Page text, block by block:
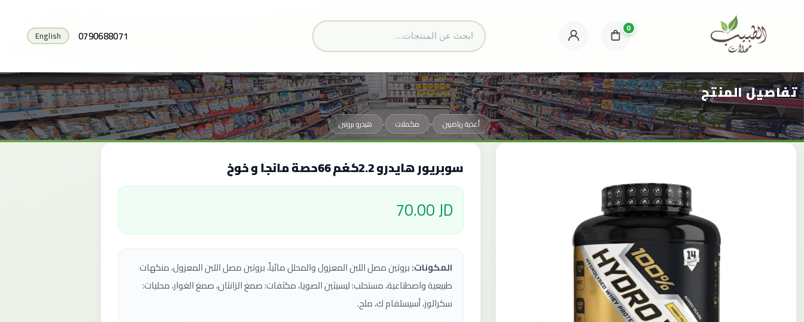
0
0790688071
English
تفاصيل المنتج
أغذية رياضيين • مكملات • هيدرو بروتين
سوبريور هايدرو 2.2كغم 66حصة مانجا و خوخ
70.00 JD
المكونات:بروتين مصل اللبن المعزول والمحلل مائياً، بروتين مصل اللبن المعزول، منكهات
طبيعية واصطناعية، مستحلب: ليسيثين الصويا، مكثفات: صمغ الزانثان، صمغ الغوار، محليات:
سكرالوز، أسيسلفام ك، ملح.